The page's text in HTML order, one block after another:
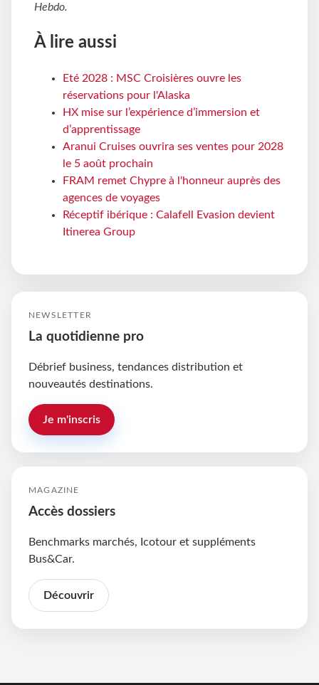
Hebdo.
À lire aussi
Eté 2028 : MSC Croisières ouvre les
réservations pour l'Alaska
HX mise sur l’expérience d’immersion et
d’apprentissage
Aranui Cruises ouvrira ses ventes pour 2028
le 5 août prochain
FRAM remet Chypre à l'honneur auprès des
agences de voyages
Réceptif ibérique : Calafell Evasion devient
Itinerea Group
NEWSLETTER
La quotidienne pro
Débrief business, tendances distribution et
nouveautés destinations.
Je m'inscris
MAGAZINE
Accès dossiers
Benchmarks marchés, Icotour et suppléments
Bus&Car.
Découvrir